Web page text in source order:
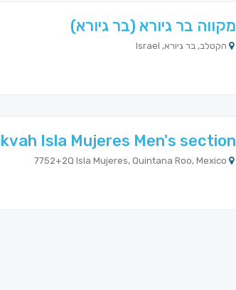
מקווה בר גיורא (בר גיורא)
הקטלב, בר גיורא, Israel
Isla Mujeres Men's section